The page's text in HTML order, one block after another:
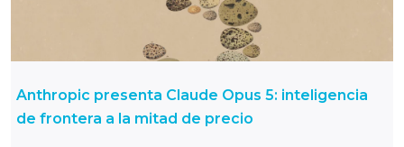
Anthropic presenta Claude Opus 5: inteligencia
de frontera a la mitad de precio